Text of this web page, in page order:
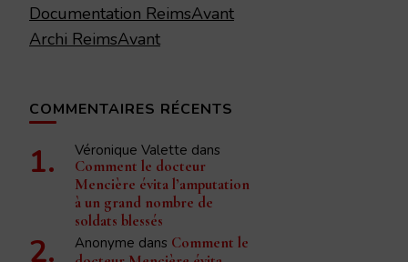
Documentation ReimsAvant
Archi ReimsAvant
COMMENTAIRES RÉCENTS
Véronique Valette dans
Comment le docteur
Mencière évita l’amputation
à un grand nombre de
soldats blessés
Anonyme dans Comment le